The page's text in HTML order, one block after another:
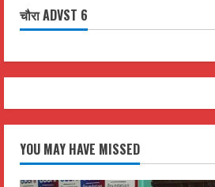
चौरा ADVST 6
YOU MAY HAVE MISSED